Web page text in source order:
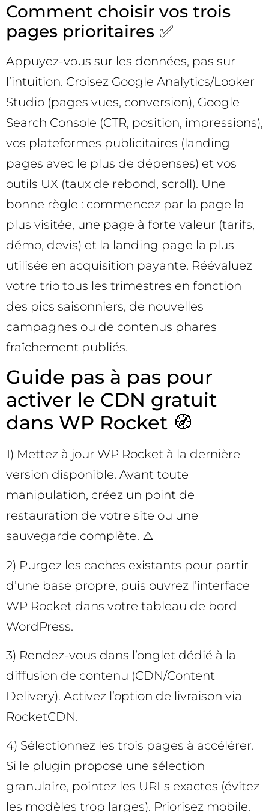
Comment choisir vos trois
pages prioritaires ✅
Appuyez-vous sur les données, pas sur
l’intuition. Croisez Google Analytics/Looker
Studio (pages vues, conversion), Google
Search Console (CTR, position, impressions),
vos plateformes publicitaires (landing
pages avec le plus de dépenses) et vos
outils UX (taux de rebond, scroll). Une
bonne règle : commencez par la page la
plus visitée, une page à forte valeur (tarifs,
démo, devis) et la landing page la plus
utilisée en acquisition payante. Réévaluez
votre trio tous les trimestres en fonction
des pics saisonniers, de nouvelles
campagnes ou de contenus phares
fraîchement publiés.
Guide pas à pas pour
activer le CDN gratuit
dans WP Rocket 🧭
1) Mettez à jour WP Rocket à la dernière
version disponible. Avant toute
manipulation, créez un point de
restauration de votre site ou une
sauvegarde complète. ⚠️
2) Purgez les caches existants pour partir
d’une base propre, puis ouvrez l’interface
WP Rocket dans votre tableau de bord
WordPress.
3) Rendez-vous dans l’onglet dédié à la
diffusion de contenu (CDN/Content
Delivery). Activez l’option de livraison via
RocketCDN.
4) Sélectionnez les trois pages à accélérer.
Si le plugin propose une sélection
granulaire, pointez les URLs exactes (évitez
les modèles trop larges). Priorisez mobile.